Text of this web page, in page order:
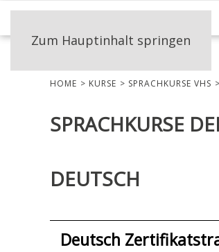
Zum Hauptinhalt springen
HOME KURSE SPRACHKURSE VHS
SPRACHKURSE
DEUTSCH
Deutsch